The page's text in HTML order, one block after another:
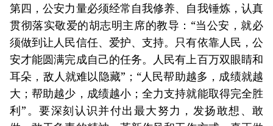
第四，公安力量必须经常自我修养、自我锤炼，认真
贯彻落实敬爱的胡志明主席的教导：“当公安，就必
须做到让人民信任、爱护、支持。只有依靠人民，公
安才能圆满完成自己的任务。人民有上百万双眼睛和
耳朵，敌人就难以隐藏”；“人民帮助越多，成绩就越
大；帮助越少，成绩越小；全力支持就能取得完全胜
利”。要深刻认识并付出最大努力，发扬敢想、敢